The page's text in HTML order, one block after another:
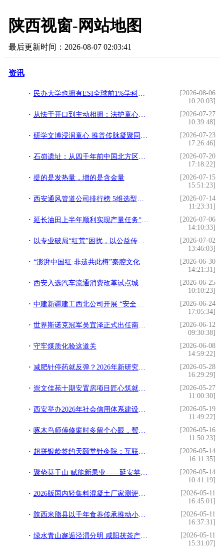
陕西视窗-网站地图
最后更新时间：2026-08-07 02:03:41
资讯
民办大学也拥有ESI全球前1%学科：西京学院这四个“新工科”凭什么这么硬核？
[2026-08-06
10:20:03]
从怯于开口到主动相拥：法护童心七彩课堂陪伴成长
[2026-07-27
10:39:48]
研学文博浸润童心 推普传脉凝聚同心｜ “回声嘹亮” 实践团前往张家川回族自治县开展研学实践活动
[2026-07-23
17:26:46]
石峁遗址：从四千年前中国北方区域政体中心看“何以中国”
[2026-07-20
17:18:22]
提的是发热量，增的是含金量
[2026-07-15
15:51:23]
西安通风管道公司排行榜 5维选型参考附不同预算适配方案
[2026-07-14
11:23:31]
延长油田上半年顺利实现产量任务“硬过半”
[2026-07-06
14:10:33]
以专业破局“红荒”困扰，以公益传递共生之美 花王珂润“珂学守护计划”落地榆林，油敏肌修护新品亮相
[2026-07-02
13:46:03]
“澎湃中国红·非遗共此樽”秦腔文化体验活动在西安易俗社举行
[2026-06-30
14:21:31]
西安入选汽车流通消费改革试点城市名单
[2026-06-25
10:10:23]
中建新疆建工西北公司开展 “安全生产月”系列活动
[2026-06-24
17:05:34]
世界斯诺克冠军吴宜泽正式出任南洋迪克全球代言人
[2026-06-12
09:30:38]
守牢煤质化验这道关
[2026-06-08
14:59:22]
减肥针停药就反弹？2026年新研究指向AKK MucT™菌
[2026-05-28
16:29:29]
崇文佳苑十期安置房项目匠心筑就宜居新家园
[2026-05-27
11:00:30]
西安举办2026年社会信用体系建设大讲堂
[2026-05-19
11:49:22]
啄木鸟师傅修窗时多留个心眼，帮用户守住半生积蓄
[2026-05-16
11:50:23]
超拼银龄签约天颐堂针灸院：互联网+中医智慧养老新模式上线，老年人可在线预约针灸与健康管理
[2026-05-14
16:11:35]
聚势莫干山 赋能新果业——延安苹果闪耀2026世界品牌莫干山大会
[2026-05-14
10:41:19]
2026版国内轻集料混凝土厂家测评推荐及选型避坑指南
[2026-05-11
16:45:01]
陕西米脂县以千年食养传承推动小米产业跃升
[2026-05-11
16:37:31]
绿水青山邂逅泾渭分明 咸阳茯茶产业发展大会在浙江德清召开
[2026-05-11
15:31:07]